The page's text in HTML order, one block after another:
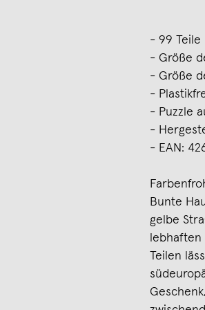
- 99 Teile
- Größe
- Größe
-
- Puzzle
-
- EAN:
Bunte
gelbe
Teilen